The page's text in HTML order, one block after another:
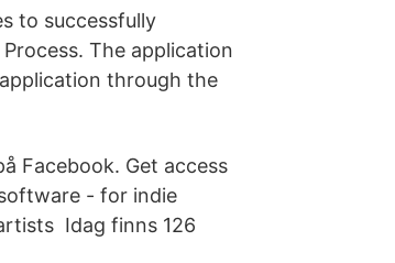
to successfully
The application
through the
Facebook. Get access
- for indie
Idag finns 126